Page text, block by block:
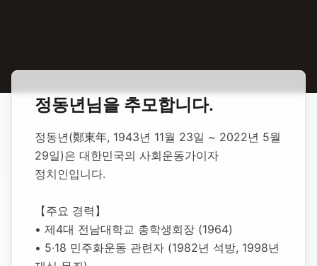
합동 추모 정동년 사회운동가, 정치인
정동년 사회운동가,
정치인
1943년 11월 23일
86 명 방문
정동년님을 추모합니다.
정동년(鄭東年, 1943년 11월 23일 ~ 2022년 5월
29일)은 대한민국의 사회운동가이자
정치인입니다.
【주요 경력】
• 제4대 전남대학교 총학생회장 (1964)
• 5·18 민주화운동 관련자 (1982년 석방, 1998년